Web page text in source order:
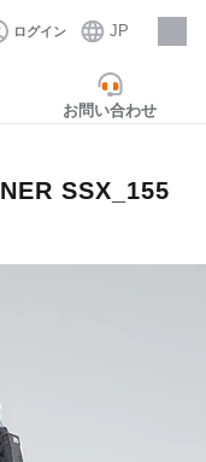
ログイン JP
採用情報
お問い合わせ
SSX_155